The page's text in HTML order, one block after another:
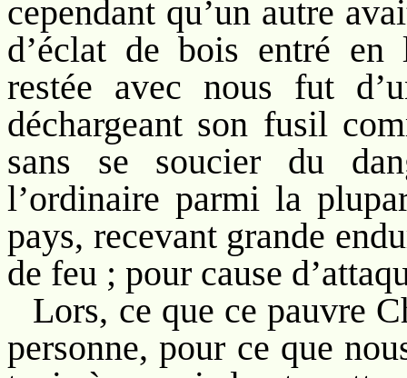
cependant qu’un autre
d’éclat de bois entré
restée avec nous fut
déchargeant son fusil
sans se soucier du
l’ordinaire parmi la
pays, recevant grande
de feu ; pour cause
Lors, ce que ce pauvre
personne, pour ce que